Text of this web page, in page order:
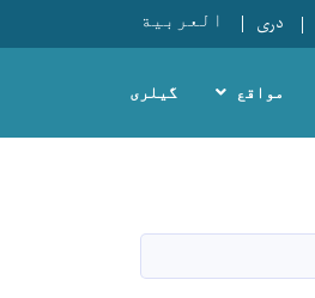
دری العربية
مواقع گیلری